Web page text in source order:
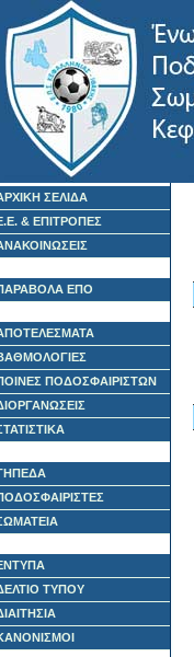
ΣΕΛΙΔΑ
& ΕΠΙΤΡΟΠΕΣ
ΕΠΟ
ΠΟΔΟΣΦΑΙΡΙΣΤΩΝ
ΤΥΠΟΥ